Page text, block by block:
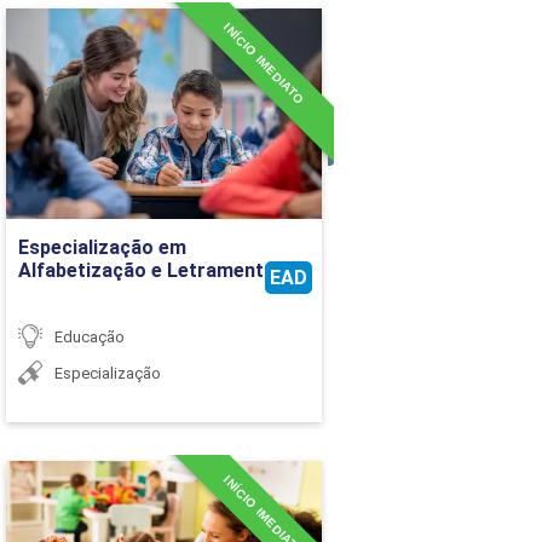
Especialização em
Alfabetização e LetramentoEAD
INÍCIO IMEDIATO
Educação
Especialização
Especialização em
Alfabetização e
Letramento
Detalhes do curso
INÍCIO IMEDIATO
Especialização em
Atendimento Educacional
Especializado - AEE